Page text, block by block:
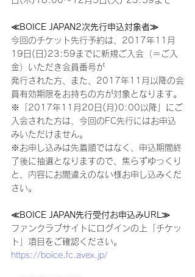
≪BOICE JAPAN2次先行申込対象者≫
今回のチケット先行予約は、2017年11月
19日(日)23:59までに新規ご入会（＝ご入
金）いただき会員番号が
発行された方、また、2017年11月以降の会
員有効期限をお持ちの方が対象となります。
※「2017年11月20日(月)0:00以降」にご
入会された方は、今回のFC先行にはお申込
みいただけません。
※お申し込みは先着順ではなく、申込期間終
了後に抽選となりますので、焦らずゆっくり
と、内容にお間違えのない様お申し込みくだ
さい。
≪BOICE JAPAN先行受付お申込みURL≫
ファンクラブサイトにログインの上「チケッ
ト」項目をご確認ください。
https://boice.fc.avex.jp/